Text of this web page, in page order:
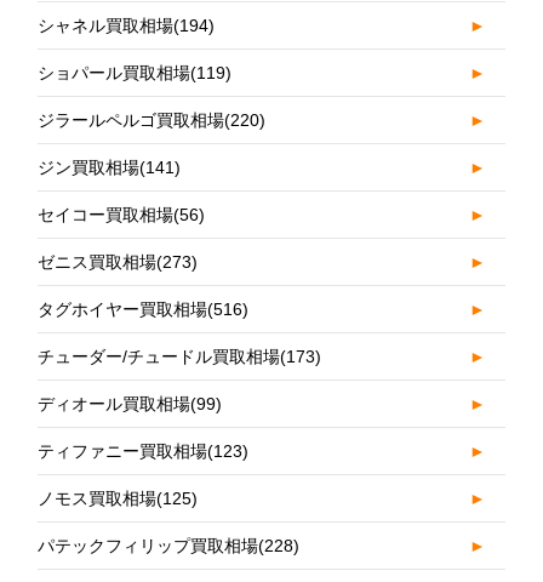
シャネル買取相場(194) ►
ショパール買取相場(119) ►
ジラールペルゴ買取相場(220) ►
ジン買取相場(141) ►
セイコー買取相場(56) ►
ゼニス買取相場(273) ►
タグホイヤー買取相場(516) ►
チューダー/チュードル買取相場(173) ►
ディオール買取相場(99) ►
ティファニー買取相場(123) ►
ノモス買取相場(125) ►
パテックフィリップ買取相場(228) ►